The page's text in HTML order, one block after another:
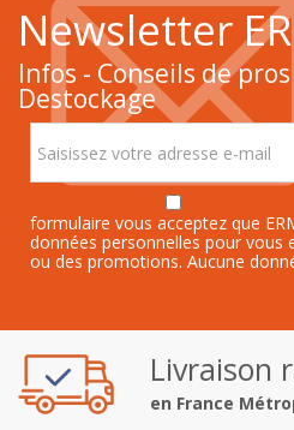
Newsletter
Infos - Conseils de
Destockage
formulaire vous acceptez que
données personnelles pour vous
ou des promotions. Aucune
Livraison
en France